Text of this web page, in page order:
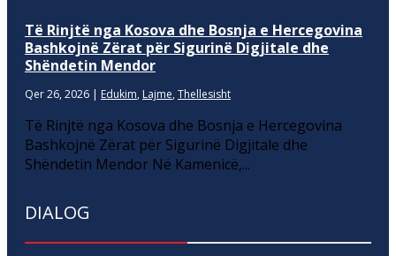
Të Rinjtë nga Kosova dhe Bosnja e Hercegovina
Bashkojnë Zërat për Sigurinë Digjitale dhe
Shëndetin Mendor
Qer 26, 2026 | Edukim, Lajme, Thellesisht
Të Rinjtë nga Kosova dhe Bosnja e Hercegovina
Bashkojnë Zërat për Sigurinë Digjitale dhe
Shëndetin Mendor Në Kamenicë,...
DIALOG